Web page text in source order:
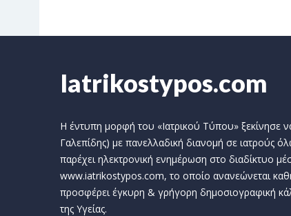
Iatrikostypos.com
Η έντυπη μορφή του «Ιατρικού Τύπου» ξεκίνησε
Γαλεπίδης) με πανελλαδική διανομή σε ιατρούς
παρέχει ηλεκτρονική ενημέρωση στο διαδίκτυο
www.iatrikostypos.com, το οποίο ανανεώνεται
προσφέρει έγκυρη & γρήγορη δημοσιογραφική
της Υγείας.